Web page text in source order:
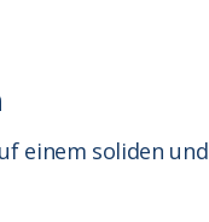
einem soliden und